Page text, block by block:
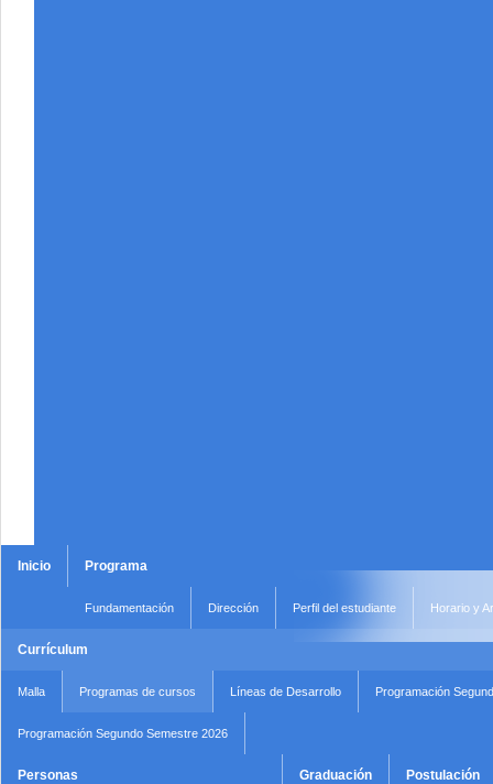
Inicio Programa
Fundamentación Dirección Perfil del estudiante Horario y
Currículum
Malla Programas de cursos Líneas de Desarrollo Programación
Programación Segundo Semestre 2026
Personas Graduación Postulación